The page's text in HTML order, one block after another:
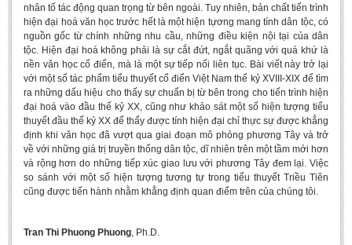
Alumni Association
Scholarship Fund
STUDENT ACTIVITIES
Literature Club
Calligraphy Club
nhân tố tác động quan trọng từ bên ngoài. Tuy nhiên, bản chất tiến trình
hiện đại hoá văn học trước hết là một hiện tựơng mang tính dân tộc, có
nguồn gốc từ chính những nhu cầu, những điều kiện nội tại của dân
tộc. Hiện đại hoá không phải là sự cắt đứt, ngắt quãng với quá khứ là
nền văn học cổ điển, mà là một sự tiếp nối liên tục. Bài viết này trở lại
với một số tác phẩm tiểu thuyết cổ điển Việt Nam thế kỷ XVIII-XIX để tìm
ra những dấu hiệu cho thấy sự chuẩn bị từ bên trong cho tiến trình hiện
đại hoá vào đầu thế kỷ XX, cũng như khảo sát một số hiện tượng tiểu
thuyết đầu thế kỷ XX để thấy được tính hiện đại chỉ thực sự được khẳng
định khi văn học đã vượt qua giai đoạn mô phỏng phương Tây và trở
về với những giá trị truyền thống dân tộc, dĩ nhiên trên một tầm mới hơn
và rộng hơn do những tiếp xúc giao lưu với phương Tây đem lại. Việc
so sánh với một số hiện tượng tương tự trong tiểu thuyết Triều Tiên
cũng được tiến hành nhằm khẳng định quan điểm trên của chúng tôi.
Tran Thi Phuong Phuong, Ph.D.